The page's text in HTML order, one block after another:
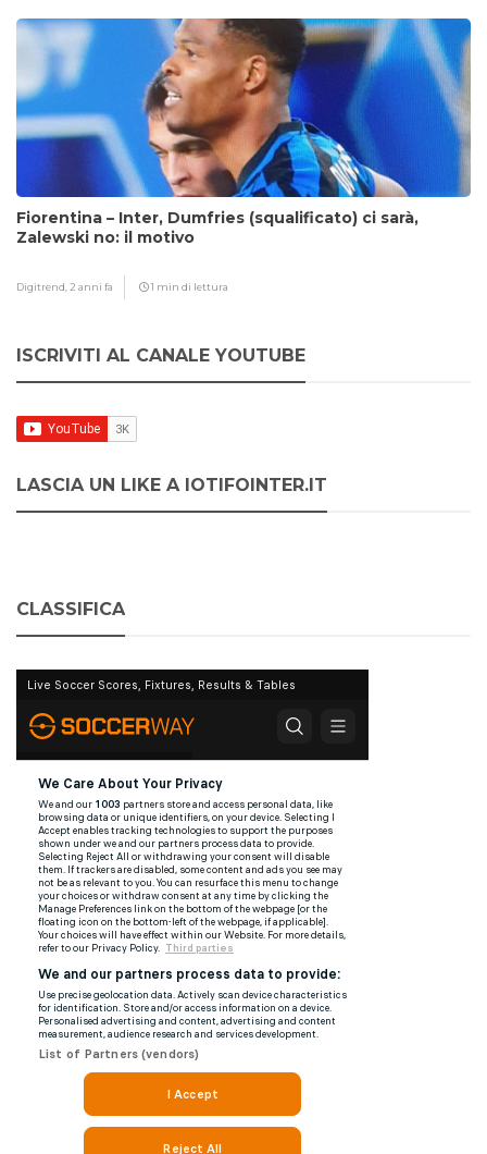
Fiorentina – Inter, Dumfries (squalificato) ci sarà,
Zalewski no: il motivo
Digitrend, 2 anni fa 1 min di lettura
ISCRIVITI AL CANALE YOUTUBE
LASCIA UN LIKE A IOTIFOINTER.IT
CLASSIFICA